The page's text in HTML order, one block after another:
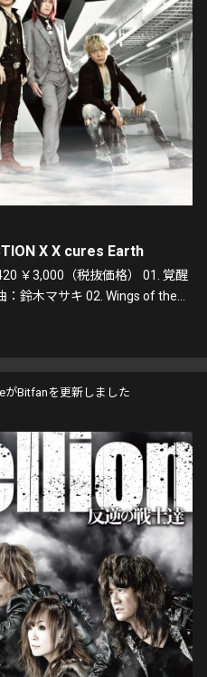
X X cures Earth
￥3,000（税抜価格） 01. 覚醒
鈴木マサキ 02. Wings of the...
Bitfanを更新しました